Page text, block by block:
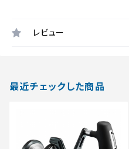
レビュー
最近チェックした商品